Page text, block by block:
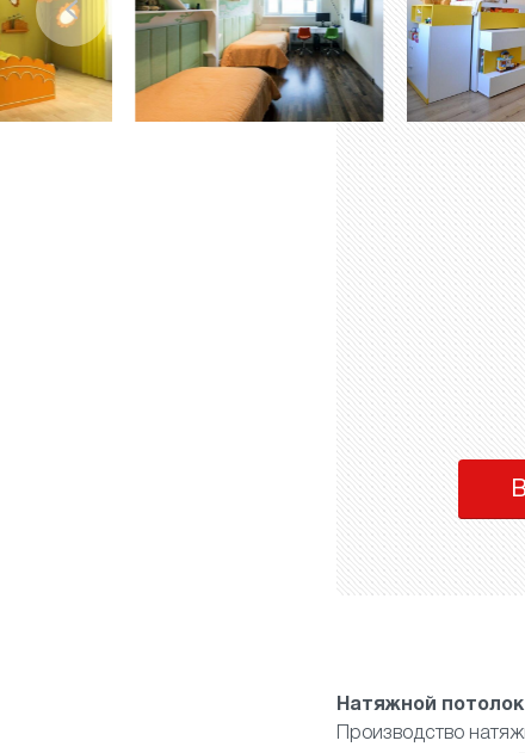
Натяжной
Производство